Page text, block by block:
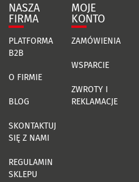
NASZA
FIRMA
PLATFORMA
B2B
O FIRMIE
BLOG
SKONTAKTUJ
SIĘ Z NAMI
REGULAMIN
SKLEPU
MOJE
KONTO
ZAMÓWIENIA
WSPARCIE
ZWROTY I
REKLAMACJE